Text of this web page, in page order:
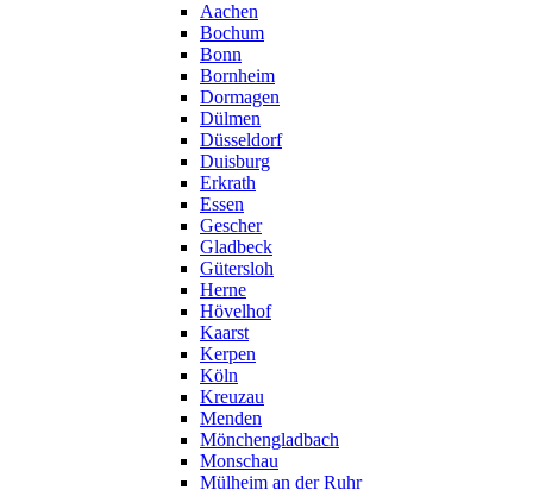
Aachen
Bochum
Bonn
Bornheim
Dormagen
Dülmen
Düsseldorf
Duisburg
Erkrath
Essen
Gescher
Gladbeck
Gütersloh
Herne
Hövelhof
Kaarst
Kerpen
Köln
Kreuzau
Menden
Mönchengladbach
Monschau
Mülheim an der Ruhr